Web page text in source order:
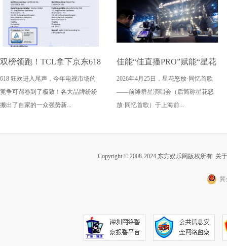
双榜领跑！TCL拿下京东618
电视成交榜TOP1，T7M Pro
登顶抖音单品榜
618 狂欢进入尾声，今年电视市场的
竞争可谓卷到了极致！各大品牌纷纷
搬出了自家的一众强势新...
佳能“佳直播PRO”赋能“星花
怒放·同忆首歌” 用电影质感
传递视听艺术表达
2026年4月25日，星花怒放·同忆首歌
——前滩群星演唱会（后简称星花怒
放·同忆首歌）于上海前...
Copyright © 2008-2024 东方娱乐网版权所有 关
冀